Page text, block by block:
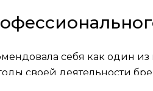
себя как один
своей деятельности
своей продукции,